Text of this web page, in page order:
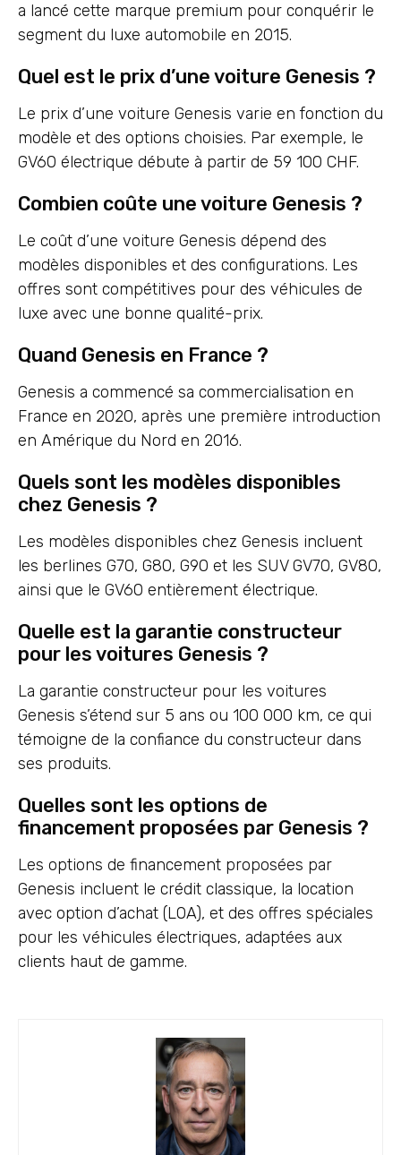
a lancé cette marque premium pour conquérir le
segment du luxe automobile en 2015.
Quel est le prix d’une voiture Genesis ?
Le prix d’une voiture Genesis varie en fonction du
modèle et des options choisies. Par exemple, le
GV60 électrique débute à partir de 59 100 CHF.
Combien coûte une voiture Genesis ?
Le coût d’une voiture Genesis dépend des
modèles disponibles et des configurations. Les
offres sont compétitives pour des véhicules de
luxe avec une bonne qualité-prix.
Quand Genesis en France ?
Genesis a commencé sa commercialisation en
France en 2020, après une première introduction
en Amérique du Nord en 2016.
Quels sont les modèles disponibles
chez Genesis ?
Les modèles disponibles chez Genesis incluent
les berlines G70, G80, G90 et les SUV GV70, GV80,
ainsi que le GV60 entièrement électrique.
Quelle est la garantie constructeur
pour les voitures Genesis ?
La garantie constructeur pour les voitures
Genesis s’étend sur 5 ans ou 100 000 km, ce qui
témoigne de la confiance du constructeur dans
ses produits.
Quelles sont les options de
financement proposées par Genesis ?
Les options de financement proposées par
Genesis incluent le crédit classique, la location
avec option d’achat (LOA), et des offres spéciales
pour les véhicules électriques, adaptées aux
clients haut de gamme.